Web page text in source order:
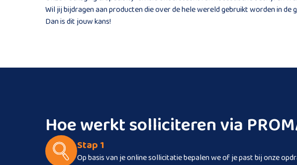
Wil jij bijdragen aan producten die over de hele wereld gebruikt worden in de
Dan is dit jouw kans!
Hoe werkt solliciteren via
Stap 1
Op basis van je online sollicitatie bepalen we of je past bij onze